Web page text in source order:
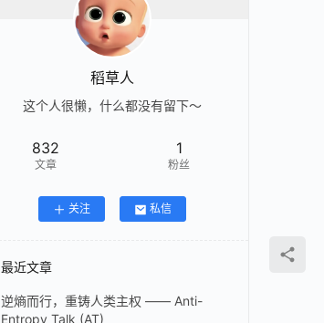
稻草人
这个人很懒，什么都没有留下～
832
文章
1
粉丝
关注 私信
最近文章
逆熵而行，重铸人类主权 —— Anti-
Entropy Talk (AT)